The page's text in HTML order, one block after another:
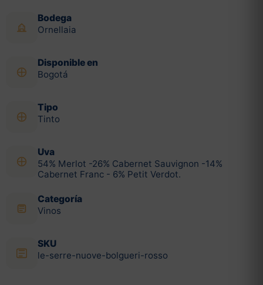
Bodega
Ornellaia
Disponible en
Bogotá
Tipo
Tinto
Uva
54% Merlot -26% Cabernet Sauvignon -14%
Cabernet Franc - 6% Petit Verdot.
Categoría
Vinos
SKU
le-serre-nuove-bolgueri-rosso